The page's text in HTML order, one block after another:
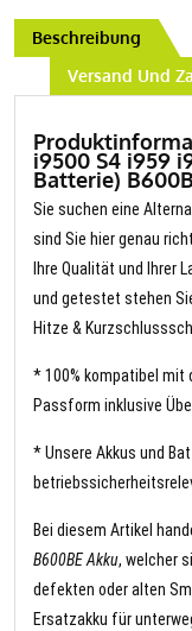
Beschreibung
Versand Und
i9500 S4 i959
Batterie)
Sie suchen eine
sind Sie hier genau
Ihre Qualität und Ihrer
und getestet stehen
Hitze &
* 100% kompatibel mit
Passform inklusive
* Unsere Akkus und
Bei diesem Artikel
B600BE Akku, welcher
defekten oder alten
Ersatzakku für